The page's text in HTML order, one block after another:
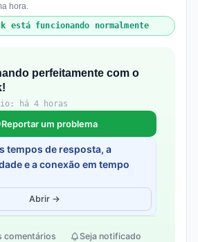
hora.
está funcionando normalmente
perfeitamente com o
há 4 horas
Reportar um problema
tempos de resposta, a
e a conexão em tempo
Abrir →
comentários Seja notificado